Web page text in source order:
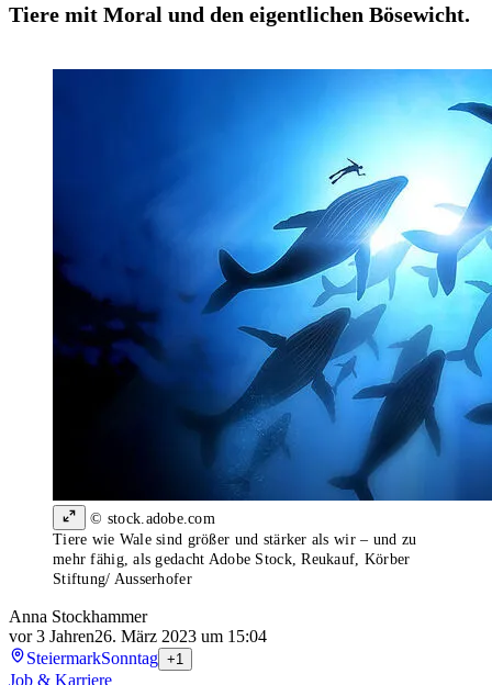
Tiere mit Moral und den eigentlichen Bösewicht.
© stock.adobe.com
Tiere wie Wale sind größer und stärker als wir – und zu
mehr fähig, als gedacht Adobe Stock, Reukauf, Körber
Stiftung/ Ausserhofer
Anna Stockhammer
vor 3 Jahren26. März 2023 um 15:04
SteiermarkSonntag +1
Job & Karriere